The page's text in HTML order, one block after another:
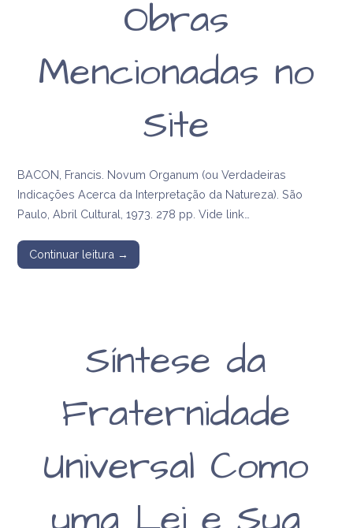
Obras
Mencionadas no
Site
BACON, Francis. Novum Organum (ou Verdadeiras
Indicações Acerca da Interpretação da Natureza). São
Paulo, Abril Cultural, 1973. 278 pp. Vide link…
Continuar leitura →
Síntese da
Fraternidade
Universal Como